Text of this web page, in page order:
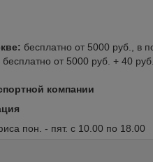
бесплатно от 5000 руб., в
бесплатно от 5000 руб. + 40
компании
пон. - пят. с 10.00 по 18.00